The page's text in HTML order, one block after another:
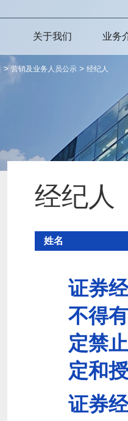
关于我们 业务
>营销及业务人员公示 > 经纪人
经纪人
姓名
证券
不得
定禁
定和
证券